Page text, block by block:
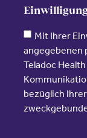
Mit Ihrer
angegebenen
Teladoc
bezüglich